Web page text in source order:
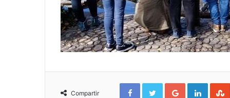
Compartir
FacebookTwitterGoogle+